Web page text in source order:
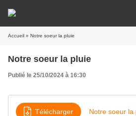
Accueil » Notre soeur la pluie
Notre soeur la pluie
Publié le 25/10/2024 à 16:30
Télécharger Notre soeur la